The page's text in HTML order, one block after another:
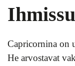
Capricornina on
He arvostavat